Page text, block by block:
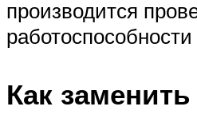
производится
Как